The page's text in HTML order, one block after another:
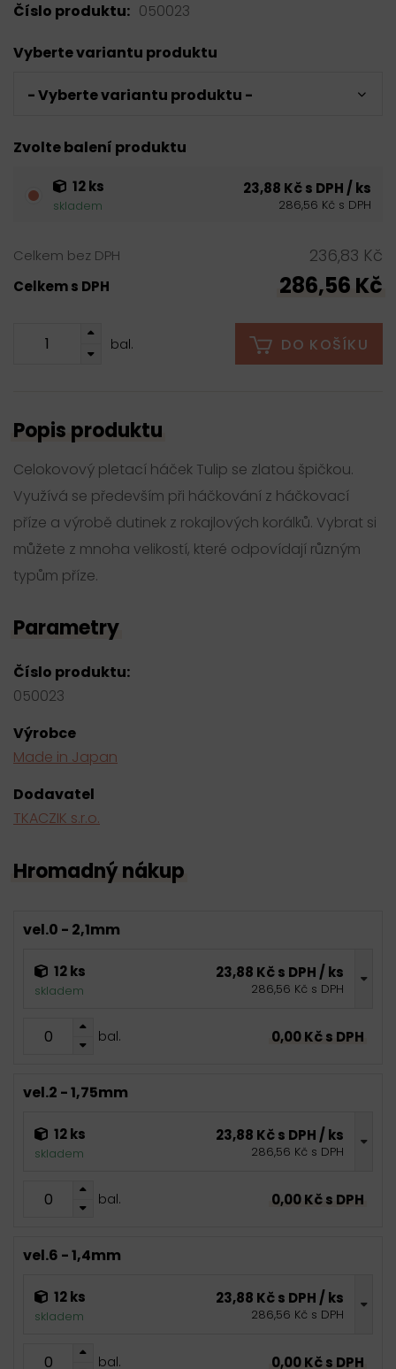
Číslo produktu: 050023
Vyberte variantu produktu
- Vyberte variantu produktu -
Zvolte balení produktu
12 ks
skladem
23,88 Kč s DPH / ks
286,56 Kč s DPH
Celkem bez DPH 236,83 Kč
Celkem s DPH 286,56 Kč
bal. DO KOŠÍKU
Popis produktu
Celokovový pletací háček Tulip se zlatou špičkou.
Využívá se především při háčkování z háčkovací
příze a výrobě dutinek z rokajlových korálků. Vybrat si
můžete z mnoha velikostí, které odpovídají různým
typům příze.
Parametry
Číslo produktu:
050023
Výrobce
Made in Japan
Dodavatel
TKACZIK s.r.o.
Hromadný nákup
vel.0 - 2,1mm
12 ks
skladem
23,88 Kč s DPH / ks
286,56 Kč s DPH
bal. 0,00 Kč s DPH
vel.2 - 1,75mm
12 ks
skladem
23,88 Kč s DPH / ks
286,56 Kč s DPH
bal. 0,00 Kč s DPH
vel.6 - 1,4mm
12 ks
skladem
23,88 Kč s DPH / ks
286,56 Kč s DPH
bal. 0,00 Kč s DPH